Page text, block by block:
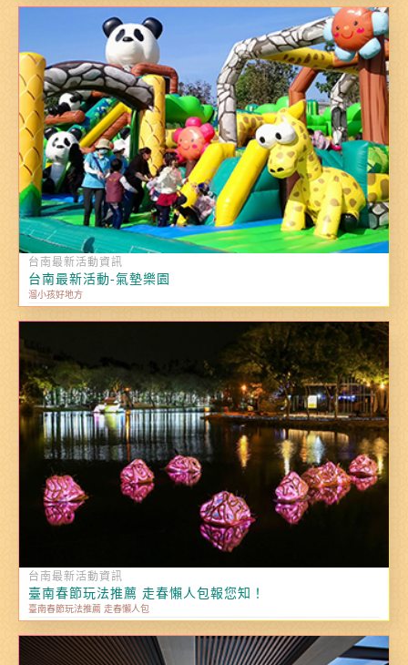
台南最新活動資訊
台南最新活動-氣墊樂園
溜小孩好地方
台南最新活動資訊
臺南春節玩法推薦 走春懶人包報您知！
臺南春節玩法推薦 走春懶人包